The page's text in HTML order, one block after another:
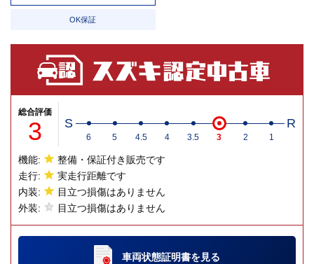
OK保証
総合評価
3 S R
6 5 4.5 4 3.5 3 2 1
機能:
整備・保証付き販売です
走行:
実走行距離です
内装:
目立つ損傷はありません
外装:
目立つ損傷はありません
車両状態証明書を見る